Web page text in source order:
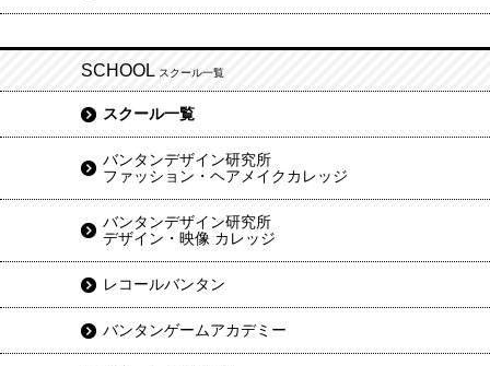
SCHOOL スクール一覧
スクール一覧
バンタンデザイン研究所
ファッション・ヘアメイクカレッジ
バンタンデザイン研究所
デザイン・映像 カレッジ
レコールバンタン
バンタンゲームアカデミー